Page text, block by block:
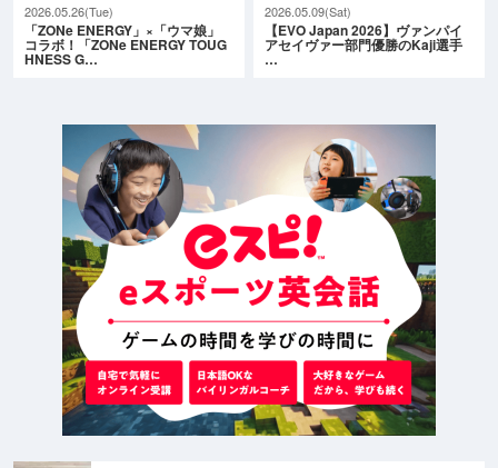
2026.05.26(Tue)
「ZONe ENERGY」×「ウマ娘」
コラボ！「ZONe ENERGY TOUG
HNESS G…
2026.05.09(Sat)
【EVO Japan 2026】ヴァンパイ
アセイヴァー部門優勝のKaji選手
…